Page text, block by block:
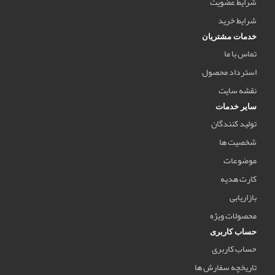
شرایط خرید
خدمات مشتریان
تماس با ما
استرداد محصول
نقشه سایت
سایر خدمات
تولید کنندگان
شخصیت ها
موضوعات
کارت هدیه
بازاریابی
محصولات ویژه
حساب کاربری
حساب کاربری
تاریخچه سفارش ها